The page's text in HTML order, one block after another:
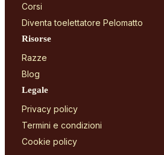
Corsi
Diventa toelettatore Pelomatto
Risorse
Razze
Blog
Legale
Privacy policy
Termini e condizioni
Cookie policy